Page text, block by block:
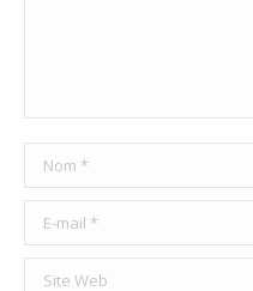
Nom *
E-mail *
Site Web